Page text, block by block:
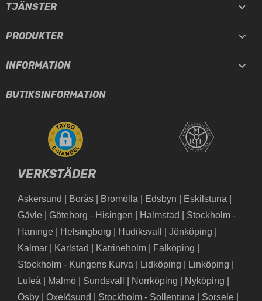
TJÄNSTER 
PRODUKTER 
INFORMATION 
BUTIKSINFORMATION
VERKSTÄDER
Askersund Borås Bromölla Edsbyn Eskilstuna
Gävle
Göteborg - Hisingen Halmstad
Stockholm -
Haninge
Helsingborg Hudiksvall Jönköping
Kalmar
Karlstad Katrineholm Falköping
Stockholm - Kungens Kurva
Lidköping Linköping
Luleå
Malmö Sundsvall Norrköping Nyköping
Osby
Oxelösund Stockholm - Sollentuna Sorsele